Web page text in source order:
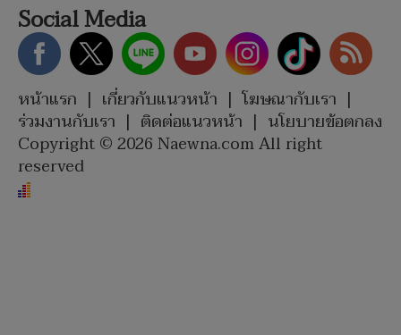
Social Media
หน้าแรก | เกี่ยวกับแนวหน้า | โฆษณากับเรา |
ร่วมงานกับเรา | ติดต่อแนวหน้า | นโยบายข้อตกลง
Copyright © 2026 Naewna.com All right
reserved